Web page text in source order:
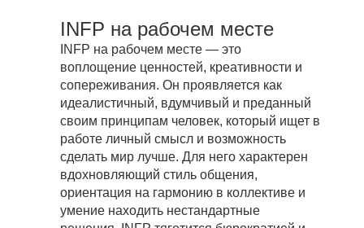
INFP на рабочем месте
INFP на рабочем месте — это
воплощение ценностей, креативности и
сопереживания. Он проявляется как
идеалистичный, вдумчивый и преданный
своим принципам человек, который ищет в
работе личный смысл и возможность
сделать мир лучше. Для него характерен
вдохновляющий стиль общения,
ориентация на гармонию в коллективе и
умение находить нестандартные